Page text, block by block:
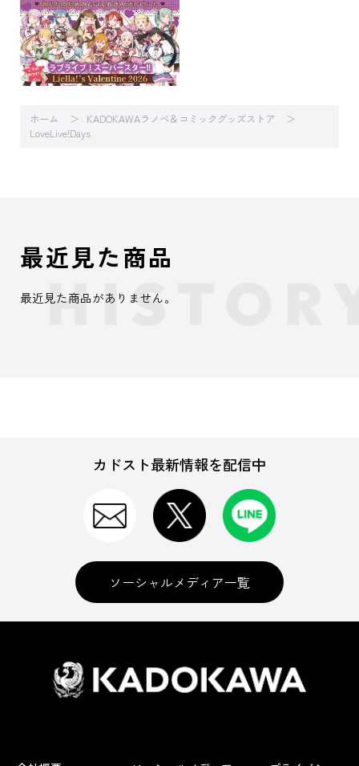
ホーム
KADOKAWAラノベ＆コミックグッズストア
LoveLive!Days
最近見た商品
最近見た商品がありません。
カドスト最新情報を配信中
ソーシャルメディア一覧